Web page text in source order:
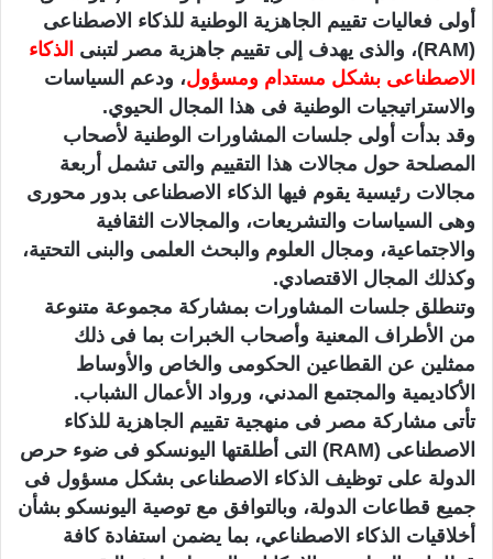
أولى فعاليات تقييم الجاهزية الوطنية للذكاء الاصطناعى
(RAM)، والذى يهدف إلى تقييم جاهزية مصر لتبنى
الذكاء
الاصطناعى بشكل مستدام ومسؤول، ودعم السياسات
والاستراتيجيات الوطنية فى هذا المجال الحيوي.
وقد بدأت أولى جلسات المشاورات الوطنية لأصحاب
المصلحة حول مجالات هذا التقييم والتى تشمل أربعة
مجالات رئيسية يقوم فيها الذكاء الاصطناعى بدور محورى
وهى السياسات والتشريعات، والمجالات الثقافية
والاجتماعية، ومجال العلوم والبحث العلمى والبنى التحتية،
وكذلك المجال الاقتصادي.
وتنطلق جلسات المشاورات بمشاركة مجموعة متنوعة
من الأطراف المعنية وأصحاب الخبرات بما فى ذلك
ممثلين عن القطاعين الحكومى والخاص والأوساط
الأكاديمية والمجتمع المدني، ورواد الأعمال الشباب.
تأتى مشاركة مصر فى منهجية تقييم الجاهزية للذكاء
الاصطناعى (RAM) التى أطلقتها اليونسكو فى ضوء حرص
الدولة على توظيف الذكاء الاصطناعى بشكل مسؤول فى
جميع قطاعات الدولة، وبالتوافق مع توصية اليونسكو بشأن
أخلاقيات الذكاء الاصطناعي، بما يضمن استفادة كافة